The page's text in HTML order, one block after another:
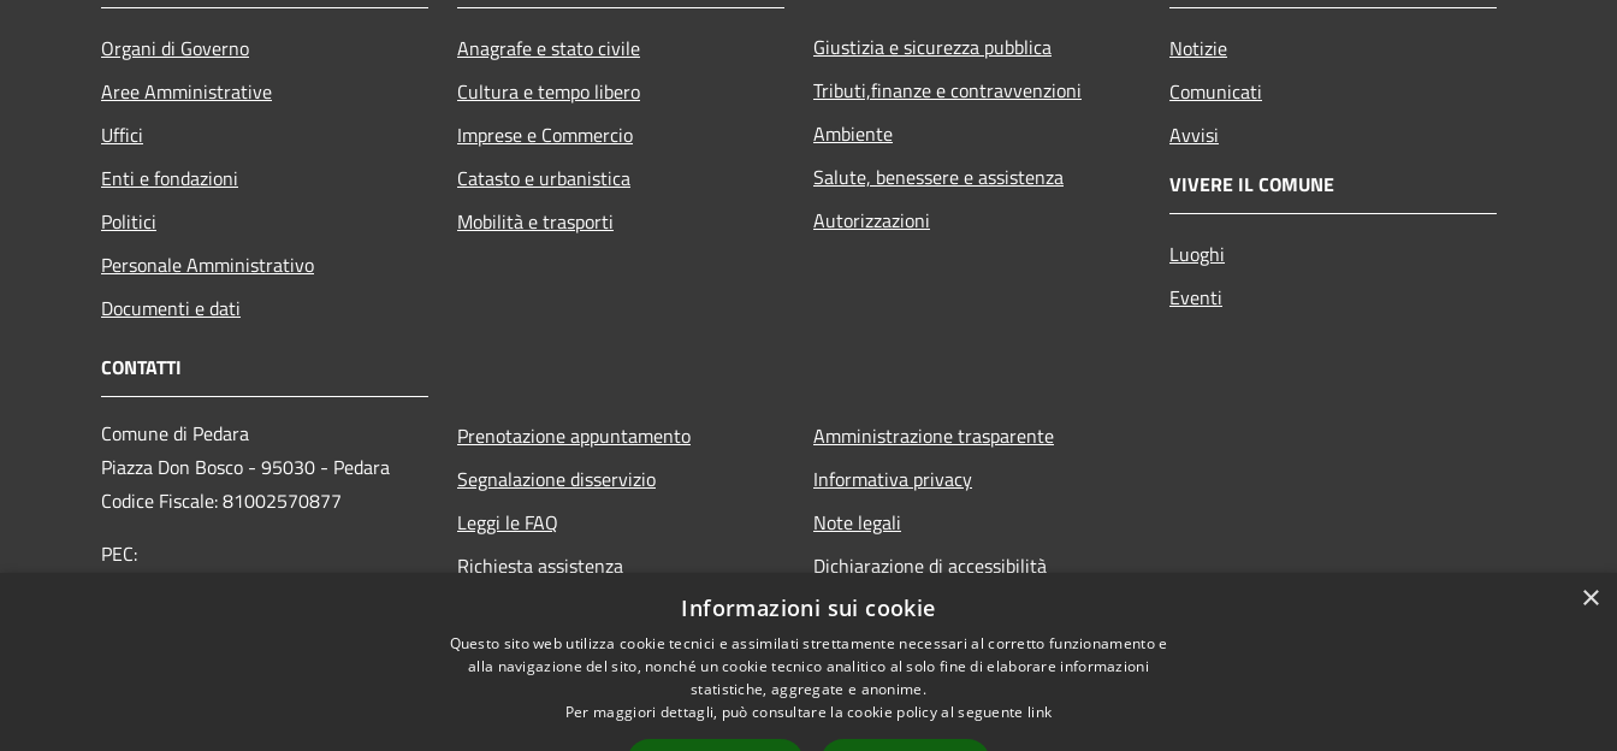
Organi di Governo
Aree Amministrative
Uffici
Enti e fondazioni
Politici
Personale Amministrativo
Documenti e dati
Anagrafe e stato civile
Cultura e tempo libero
Imprese e Commercio
Catasto e urbanistica
Mobilità e trasporti
Giustizia e sicurezza pubblica
Tributi,finanze e contravvenzioni
Ambiente
Salute, benessere e assistenza
Autorizzazioni
Notizie
Comunicati
Avvisi
VIVERE IL COMUNE
Luoghi
Eventi
CONTATTI
Comune di Pedara
Piazza Don Bosco - 95030 - Pedara
Codice Fiscale: 81002570877
PEC:
Prenotazione appuntamento
Segnalazione disservizio
Leggi le FAQ
Richiesta assistenza
Amministrazione trasparente
Informativa privacy
Note legali
Dichiarazione di accessibilità
×
Informazioni sui cookie
Questo sito web utilizza cookie tecnici e assimilati strettamente necessari al corretto funzionamento e
alla navigazione del sito, nonché un cookie tecnico analitico al solo fine di elaborare informazioni
statistiche, aggregate e anonime.
Per maggiori dettagli, può consultare la cookie policy al seguente link